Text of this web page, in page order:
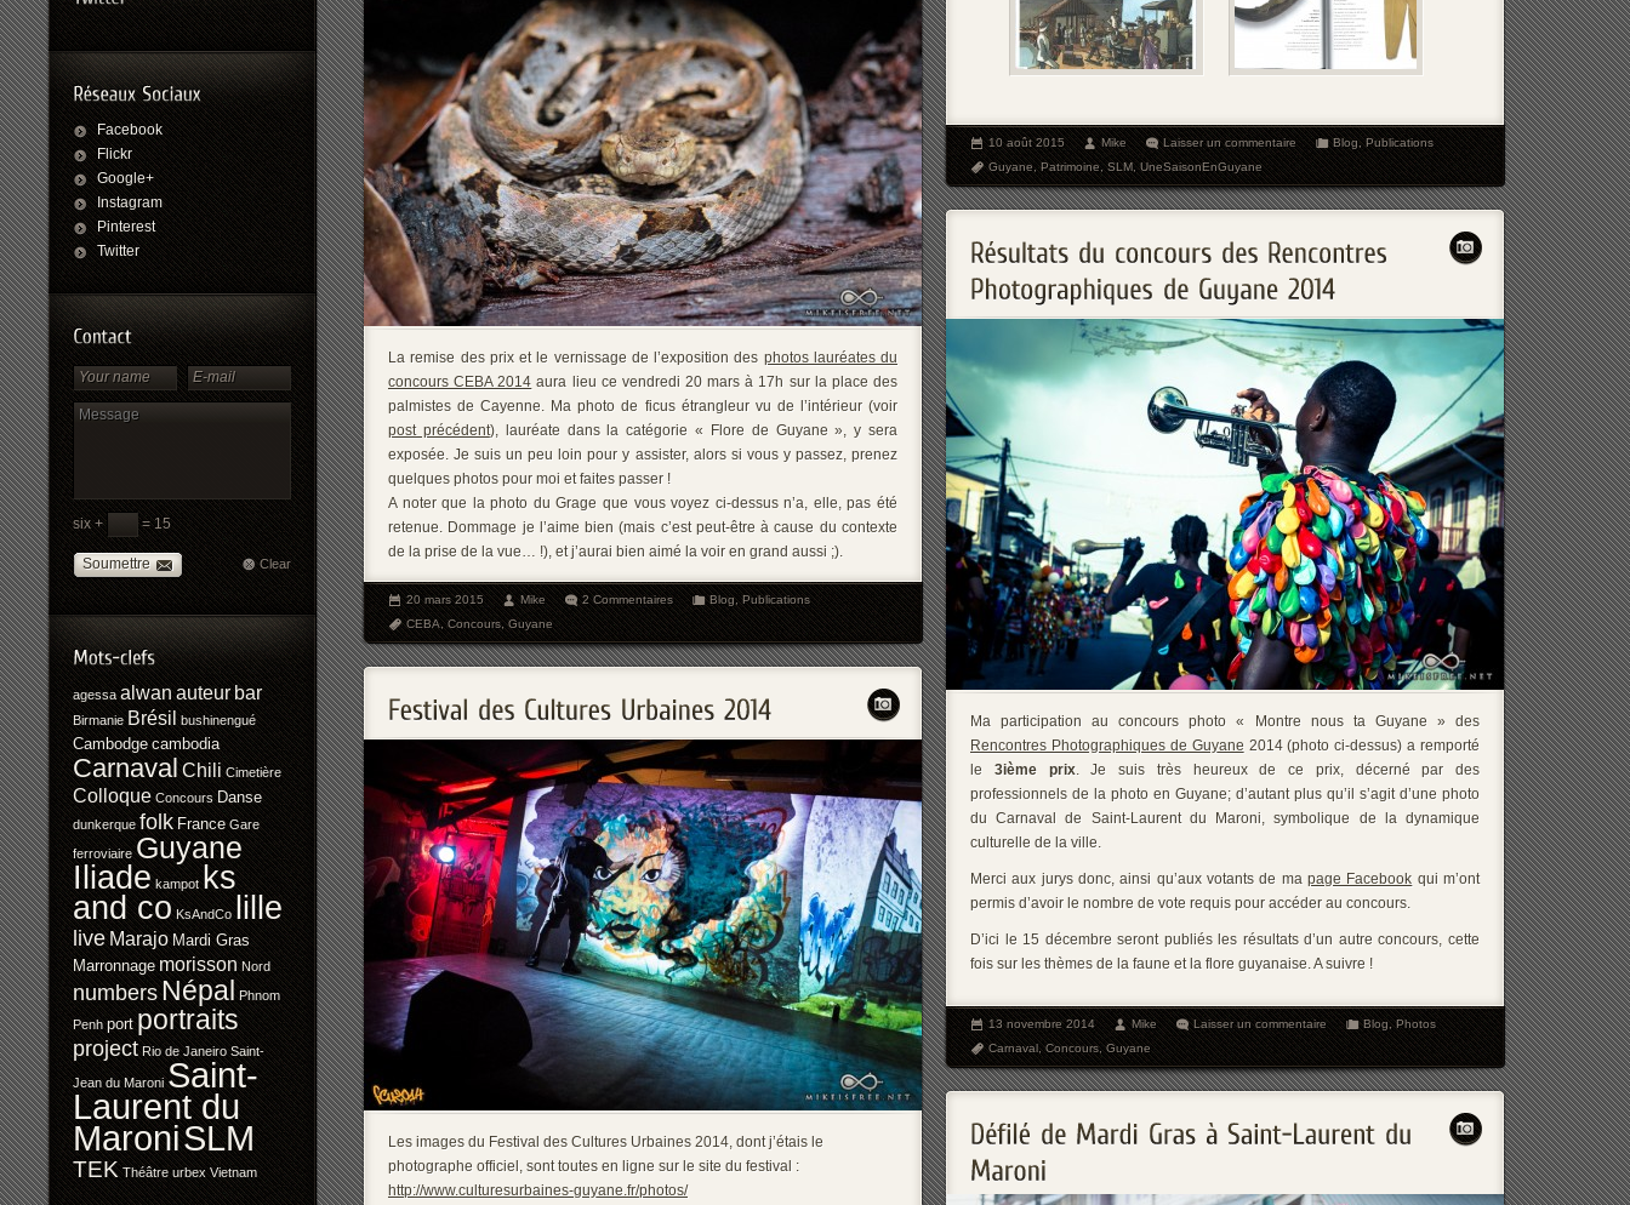
Facebook
Flickr
Google+
Instagram
Pinterest
Twitter
six + = 15
Soumettre Clear
agessa alwan auteur bar
Birmanie Brésil bushinengué
Cambodge cambodia
CarnavalChili Cimetière
Colloque Concours Danse
dunkerque folk France Gare
ferroviaire Guyane
Iliade kampot ks
and co KsAndCo lille
live Marajo Mardi Gras
Marronnage morisson Nord
numbersNépal Phnom
Penh port portraits
project Rio de Janeiro Saint-
Jean du Maroni Saint-
Laurent du
MaroniSLM
TEK Théâtre urbex Vietnam
10 août 2015 Mike Laisser un commentaire Blog,Publications
Guyane,Patrimoine,SLM,UneSaisonEnGuyane
La remise des prix et le vernissage de l’exposition des photos lauréates du
concours CEBA 2014 aura lieu ce vendredi 20 mars à 17h sur la place des
palmistes de Cayenne. Ma photo de ficus étrangleur vu de l’intérieur (voir
post précédent), lauréate dans la catégorie « Flore de Guyane », y sera
exposée. Je suis un peu loin pour y assister, alors si vous y passez, prenez
quelques photos pour moi et faites passer !
A noter que la photo du Grage que vous voyez ci-dessus n’a, elle, pas été
retenue. Dommage je l’aime bien (mais c’est peut-être à cause du contexte
de la prise de la vue… !), et j’aurai bien aimé la voir en grand aussi ;).
20 mars 2015 Mike 2 Commentaires Blog,Publications
CEBA,Concours,Guyane
Ma participation au concours photo « Montre nous ta Guyane » des
Rencontres Photographiques de Guyane 2014 (photo ci-dessus) a remporté
le 3ième prix. Je suis très heureux de ce prix, décerné par des
professionnels de la photo en Guyane; d’autant plus qu’il s’agit d’une photo
du Carnaval de Saint-Laurent du Maroni, symbolique de la dynamique
culturelle de la ville.
Merci aux jurys donc, ainsi qu’aux votants de ma page Facebook qui m’ont
permis d’avoir le nombre de vote requis pour accéder au concours.
D’ici le 15 décembre seront publiés les résultats d’un autre concours, cette
fois sur les thèmes de la faune et la flore guyanaise. A suivre !
13 novembre 2014 Mike Laisser un commentaire Blog,Photos
Carnaval,Concours,Guyane
Les images du Festival des Cultures Urbaines 2014, dont j’étais le
photographe officiel, sont toutes en ligne sur le site du festival :
http://www.culturesurbaines-guyane.fr/photos/